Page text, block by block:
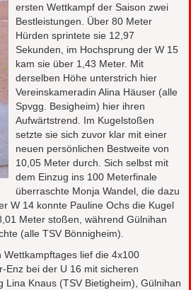
ersten Wettkampf der Saison zwei
Bestleistungen. Über 80 Meter
Hürden sprintete sie 12,97
Sekunden, im Hochsprung der W 15
kam sie über 1,43 Meter. Mit
derselben Höhe unterstrich hier
Vereinskameradin Alina Häuser (alle
Spvgg. Besigheim) hier ihren
Aufwärtstrend. Im Kugelstoßen
setzte sie sich zuvor klar mit einer
neuen persönlichen Bestweite von
10,05 Meter durch. Sich selbst mit
dem Einzug ins 100 Meterfinale
überraschte Monja Wandel, die dazu
W 14 konnte Pauline Ochs die Kugel
Meter stoßen, während Gülnihan
(alle TSV Bönnigheim).
Wettkampftages lief die 4x100
Enz bei der U 16 mit sicheren
Lina Knaus (TSV Bietigheim), Gülnihan